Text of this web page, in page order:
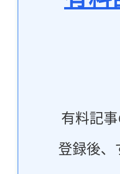
有料記
登録後、